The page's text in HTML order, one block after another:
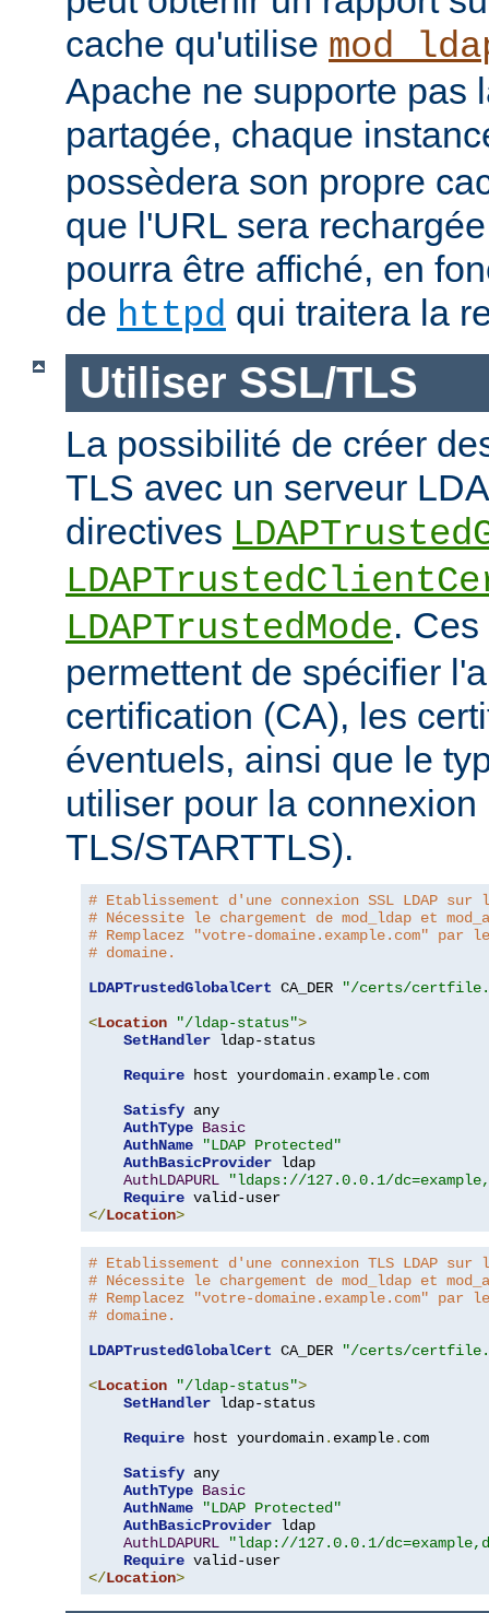
cache qu'utilise
Apache ne supporte pas
partagée, chaque
possèdera son propre
que l'URL sera
pourra être affiché, en
de httpd qui traitera la
Utiliser SSL/TLS
La possibilité de créer
TLS avec un serveur
directives
LDAPTrustedMode.
permettent de spécifier
certification (CA), les
éventuels, ainsi que le
utiliser pour la
TLS/STARTTLS).
# Etablissement d'une connexion SSL LDAP
# Nécessite le chargement de mod_ldap et
# Remplacez "votre-domaine.example.com" par
# domaine.
LDAPTrustedGlobalCert CA_DER
"/certs/
<Location "/ldap-status">
SetHandler ldap-status
Require host yourdomain. example. com
Satisfy any
AuthType Basic
AuthName
"LDAP Protected"
AuthBasicProvider ldap
AuthLDAPURL
"ldaps://127.0.0.1/
Require
</Location>
# Etablissement d'une connexion TLS LDAP
# Nécessite le chargement de mod_ldap et
# Remplacez "votre-domaine.example.com" par
# domaine.
LDAPTrustedGlobalCert CA_DER
"/certs/
<Location "/ldap-status">
SetHandler ldap-status
Require host yourdomain. example. com
Satisfy any
AuthType Basic
AuthName
"LDAP Protected"
AuthBasicProvider ldap
AuthLDAPURL
"ldap://127.0.0.1/
Require
</Location>